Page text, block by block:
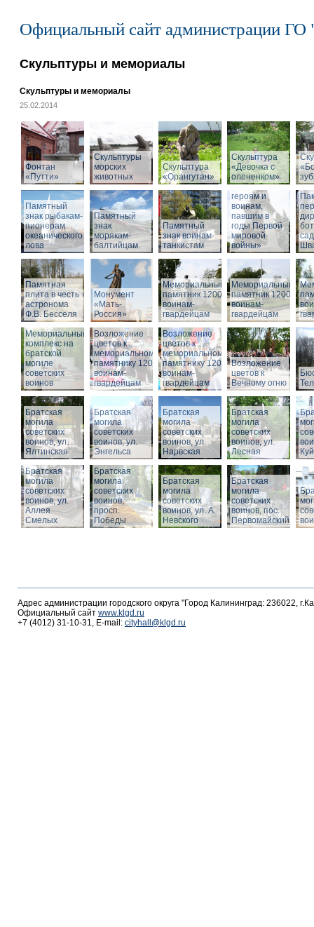
Официальный сайт администрации ГО
Скульптуры и мемориалы
Скульптуры и мемориалы
25.02.2014
Фонтан
«Путти»
Скульптуры
морских
животных
Скульптура
«Орангутан»
Скульптура
«Девочка с
олененком»
Памятный
знак рыбакам-
пионерам
океанического
лова
Памятный
знак
морякам-
балтийцам
Памятный
знак воинам-
танкистам
Памятник
«Российским
героям и
воинам,
павшим в
годы Первой
мировой
войны»
Памятная
плита в честь
астронома
Ф.В. Бесселя
Монумент
«Мать-
Россия»
Мемориальный
памятник 1200
воинам-
гвардейцам
Мемориальный
памятник 1200
воинам-
гвардейцам
Мемориальный
комплекс на
братской
могиле
советских
воинов
Возложение
цветов к
мемориальному
памятнику 1200
воинам-
гвардейцам
Возложение
цветов к
мемориальному
памятнику 1200
воинам-
гвардейцам
Возложение
цветов к
Вечному огню
Братская
могила
советских
воинов, ул.
Ялтинская
Братская
могила
советских
воинов, ул.
Энгельса
Братская
могила
советских
воинов, ул.
Нарвская
Братская
могила
советских
воинов, ул.
Лесная
Братская
могила
советских
воинов, ул.
Аллея
Смелых
Братская
могила
советских
воинов,
просп.
Победы
Братская
могила
советских
воинов, ул. А.
Невского
Братская
могила
советских
воинов, пос.
Первомайский
Адрес администрации городского округа "Город Калининград: 236022,
Официальный сайт www.klgd.ru
+7 (4012) 31-10-31, E-mail: cityhall@klgd.ru